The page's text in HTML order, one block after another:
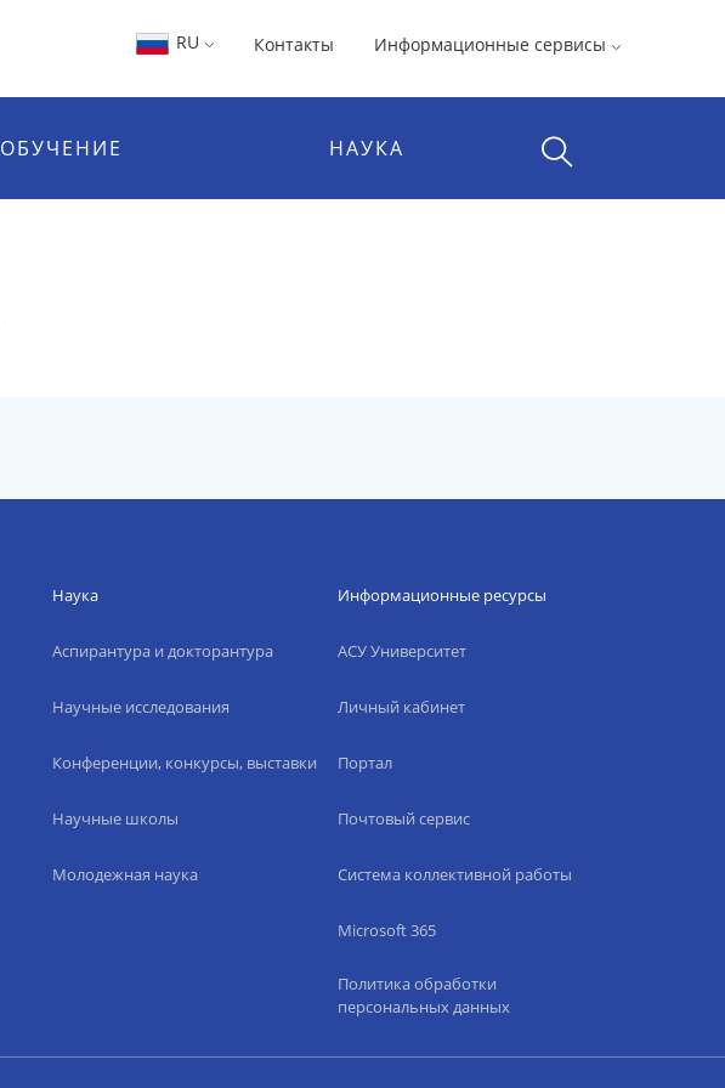
RU Контакты Информационные сервисы
ОБУЧЕНИЕ НАУКА
Наука
Аспирантура и докторантура
Научные исследования
Конференции, конкурсы, выставки
Научные школы
Молодежная наука
Информационные ресурсы
АСУ Университет
Личный кабинет
Портал
Почтовый сервис
Система коллективной работы
Microsoft 365
Политика обработки
персональных данных